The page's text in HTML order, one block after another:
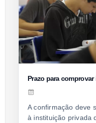
Prazo para
A confirmação deve
à instituição privada